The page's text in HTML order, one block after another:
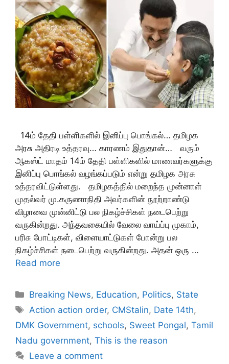
14ம் தேதி பள்ளிகளில் இனிப்பு பொங்கல்… தமிழக
அரசு அதிரடி உத்தரவு… காரணம் இதுதான்… வரும்
ஆகஸ்ட் மாதம் 14ம் தேதி பள்ளிகளில் மாணவர்களுக்கு
இனிப்பு பொங்கல் வழங்கப்படும் என்று தமிழக அரசு
உத்தரவிட்டுள்ளது. தமிழகத்தில் மறைந்த முன்னாள்
முதல்வர் மு.கருணாநிதி அவர்களின் நூற்றாண்டு
விழாவை முன்னிட்டு பல நிகழ்ச்சிகள் நடைபெற்று
வருகின்றது. அந்தவகையில் வேலை வாய்ப்பு முகாம்,
பரிசு போட்டிகள், விளையாட்டுகள் போன்று பல
நிகழ்ச்சிகள் நடைபெற்று வருகின்றது. அதன் ஒரு …
Read more
Categories
Breaking News, Education, Politics, State
Tags
Action action order, CMStalin, Date 14th,
DMK Government, schools, Sweet Pongal, Tamil
Nadu government, This is the reason
Leave a comment